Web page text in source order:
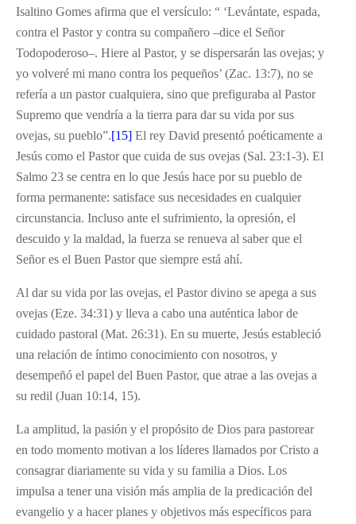
Isaltino Gomes afirma que el versículo: “ ‘Levántate, espada,
contra el Pastor y contra su compañero –dice el Señor
Todopoderoso–. Hiere al Pastor, y se dispersarán las ovejas; y
yo volveré mi mano contra los pequeños’ (Zac. 13:7), no se
refería a un pastor cualquiera, sino que prefiguraba al Pastor
Supremo que vendría a la tierra para dar su vida por sus
ovejas, su pueblo”.[15] El rey David presentó poéticamente a
Jesús como el Pastor que cuida de sus ovejas (Sal. 23:1-3). El
Salmo 23 se centra en lo que Jesús hace por su pueblo de
forma permanente: satisface sus necesidades en cualquier
circunstancia. Incluso ante el sufrimiento, la opresión, el
descuido y la maldad, la fuerza se renueva al saber que el
Señor es el Buen Pastor que siempre está ahí.
Al dar su vida por las ovejas, el Pastor divino se apega a sus
ovejas (Eze. 34:31) y lleva a cabo una auténtica labor de
cuidado pastoral (Mat. 26:31). En su muerte, Jesús estableció
una relación de íntimo conocimiento con nosotros, y
desempeñó el papel del Buen Pastor, que atrae a las ovejas a
su redil (Juan 10:14, 15).
La amplitud, la pasión y el propósito de Dios para pastorear
en todo momento motivan a los líderes llamados por Cristo a
consagrar diariamente su vida y su familia a Dios. Los
impulsa a tener una visión más amplia de la predicación del
evangelio y a hacer planes y objetivos más específicos para